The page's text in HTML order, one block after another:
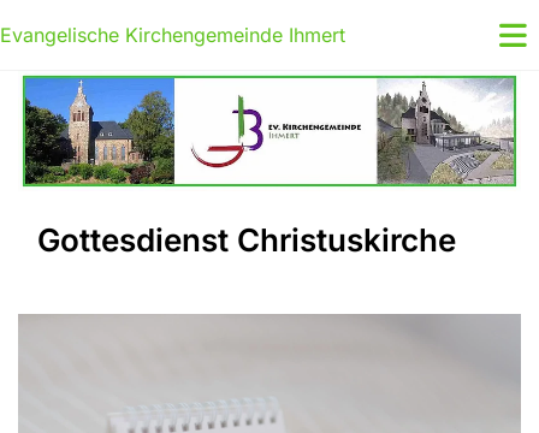
Evangelische Kirchengemeinde Ihmert
Gottesdienst Christuskirche